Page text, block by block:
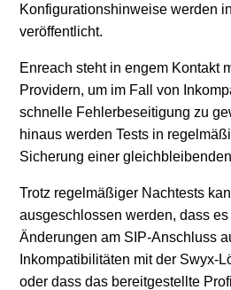
Konfigurationshinweise werden
veröffentlicht.
Enreach steht in engem Kontakt
Providern, um im Fall von
schnelle Fehlerbeseitigung zu
hinaus werden Tests in
Sicherung einer
Trotz regelmäßiger Nachtests
ausgeschlossen werden, dass
Änderungen am SIP-Anschluss
Inkompatibilitäten mit der Swyx-
oder dass das bereitgestellte